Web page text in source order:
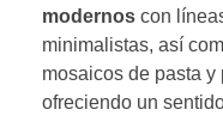
modernos con
minimalistas, así
mosaicos de pasta
ofreciendo un